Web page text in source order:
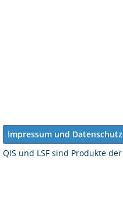
Impressum und Datenschutz
QIS und LSF sind Produkte der